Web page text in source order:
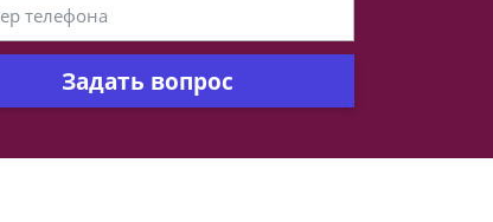
Задать вопрос